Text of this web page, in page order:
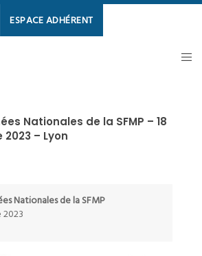
ESPACE ADHÉRENT
Nationales de la SFMP – 18
– Lyon
Nationales de la SFMP